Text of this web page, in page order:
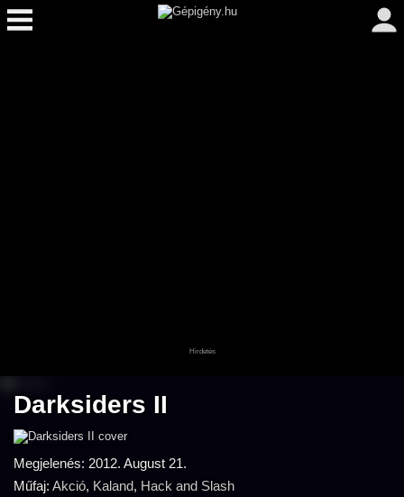
Darksiders II
Megjelenés: 2012. August 21.
Műfaj: Akció, Kaland, Hack and Slash